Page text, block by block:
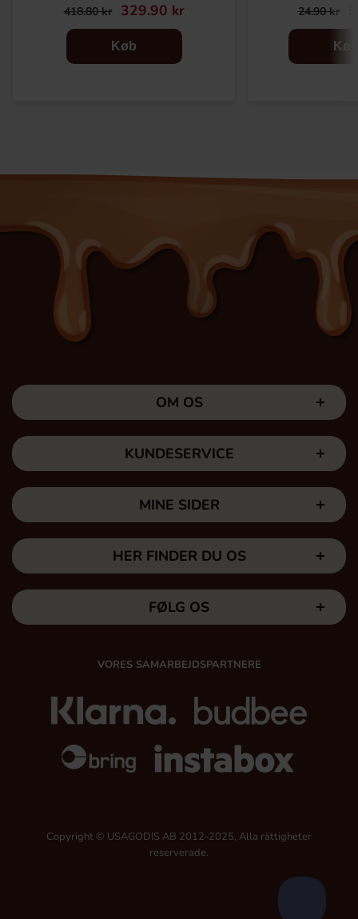
418.80 kr 329.90 kr
Køb
24.90 kr
Køb
OM OS
KUNDESERVICE
MINE SIDER
HER FINDER DU OS
FØLG OS
VORES SAMARBEJDSPARTNERE
Copyright © USAGODIS AB 2012-2025, Alla rättigheter
reserverade.